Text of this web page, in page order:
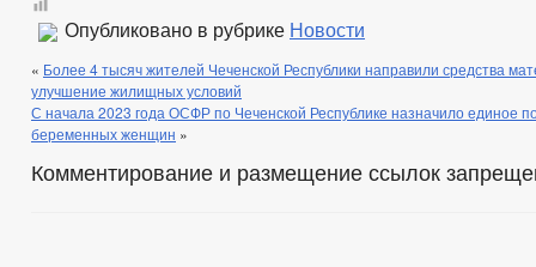
Опубликовано в рубрике Новости
« Более 4 тысяч жителей Чеченской Республики направили средства
улучшение жилищных условий
С начала 2023 года ОСФР по Чеченской Республике назначило единое
беременных женщин »
Комментирование и размещение ссылок